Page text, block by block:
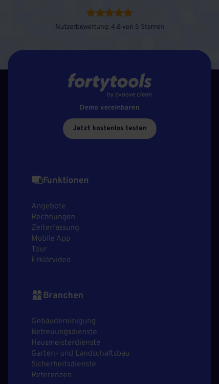
Nutzerbewertung: 4,8 von 5 Sternen
Demo vereinbaren
Jetzt kostenlos testen
Funktionen
Angebote
Rechnungen
Zeiterfassung
Mobile App
Tour
Erklärvideo
Branchen
Gebäudereinigung
Betreuungsdienste
Hausmeisterdienste
Garten- und Landschaftsbau
Sicherheitsdienste
Referenzen